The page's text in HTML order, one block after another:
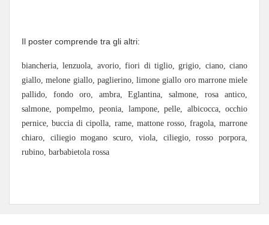
Il poster comprende tra gli altri:
biancheria, lenzuola, avorio, fiori di tiglio, grigio, ciano, ciano
giallo, melone giallo, paglierino, limone giallo oro marrone miele
pallido, fondo oro, ambra, Eglantina, salmone, rosa antico,
salmone, pompelmo, peonia, lampone, pelle, albicocca, occhio
pernice, buccia di cipolla, rame, mattone rosso, fragola, marrone
chiaro, ciliegio mogano scuro, viola, ciliegio, rosso porpora,
rubino, barbabietola rossa